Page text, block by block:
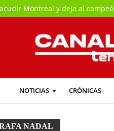
NOTICIAS CRÓNICAS
NADAL